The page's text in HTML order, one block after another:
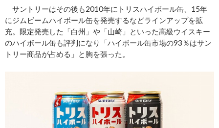
サントリーはその後も2010年にトリスハイボール缶、15年
にジムビームハイボール缶を発売するなどラインアップを拡
充。限定発売した「白州」や「山崎」といった高級ウイスキー
のハイボール缶も評判になり「ハイボール缶市場の93％はサン
トリー商品が占める」と胸を張った。